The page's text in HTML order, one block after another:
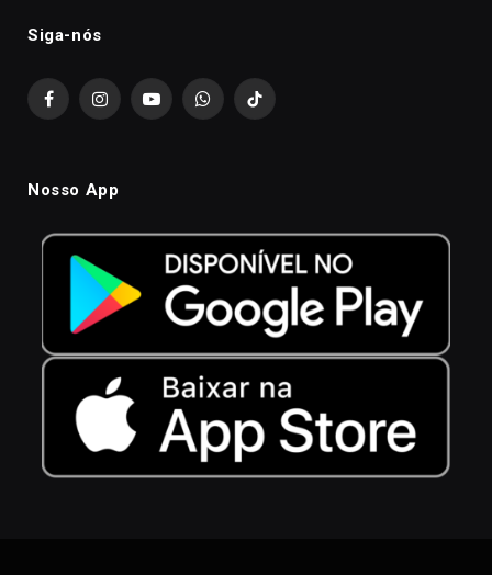
Siga-nós
FacebookInstagramYouTubeWhatsAppTikTok
Nosso App